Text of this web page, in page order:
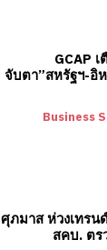
GCAP
จับตา”สหรัฐฯ-อิ
Business
ศุภมาส ห่วงเทรน
สคบ. ตร